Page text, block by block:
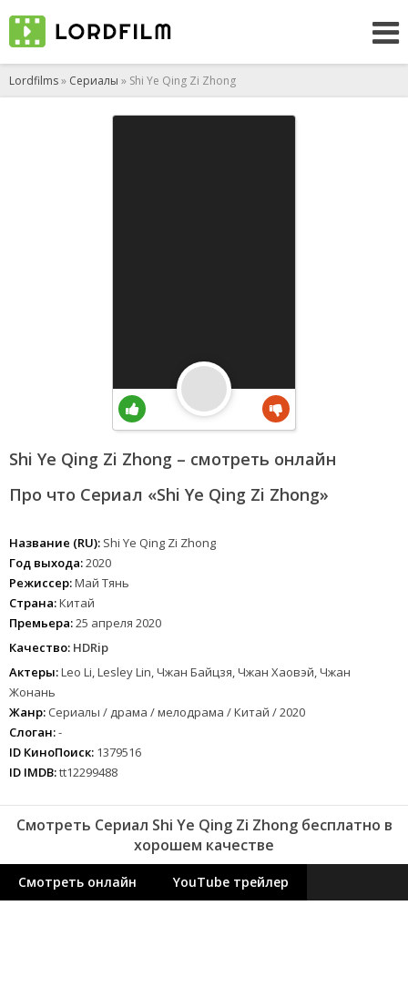
Lordfilms» Сериалы » Shi Ye Qing Zi Zhong
Shi Ye Qing Zi Zhong – смотреть онлайн
Про что Сериал «Shi Ye Qing Zi Zhong»
Название (RU): Shi Ye Qing Zi Zhong
Год выхода:2020
Режиссер:Май Тянь
Страна:Китай
Премьера:25 апреля 2020
Качество: HDRip
Актеры:Leo Li, Lesley Lin, Чжан Байцзя, Чжан Хаовэй, Чжан
Жонань
Жанр: Сериалы / драма / мелодрама / Китай / 2020
Слоган:-
ID КиноПоиск: 1379516
ID IMDB:tt12299488
Смотреть Сериал Shi Ye Qing Zi Zhong бесплатно в
хорошем качестве
Смотреть онлайн YouTube трейлер